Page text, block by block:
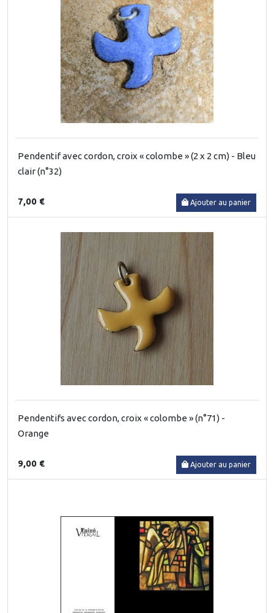
Pendentif avec cordon, croix « colombe » (2 x 2 cm) - Bleu
clair (n°32)
7,00 € Ajouter au panier
Pendentifs avec cordon, croix « colombe » (n°71) -
Orange
9,00 € Ajouter au panier